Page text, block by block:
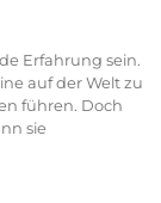
Erfahrung sein.
auf der Welt zu
führen. Doch
sie